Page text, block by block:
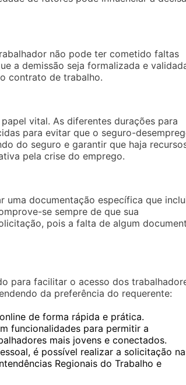
não pode ter cometido faltas
a demissão seja formalizada e
contrato de trabalho.
vital. As diferentes durações para
para evitar que o seguro-
do seguro e garantir que haja
pela crise do emprego.
uma documentação específica que
se sempre de que sua
pois a falta de algum
para facilitar o acesso dos
da preferência do requerente:
de forma rápida e prática.
funcionalidades para permitir a
mais jovens e conectados.
é possível realizar a solicitação
Regionais do Trabalho e